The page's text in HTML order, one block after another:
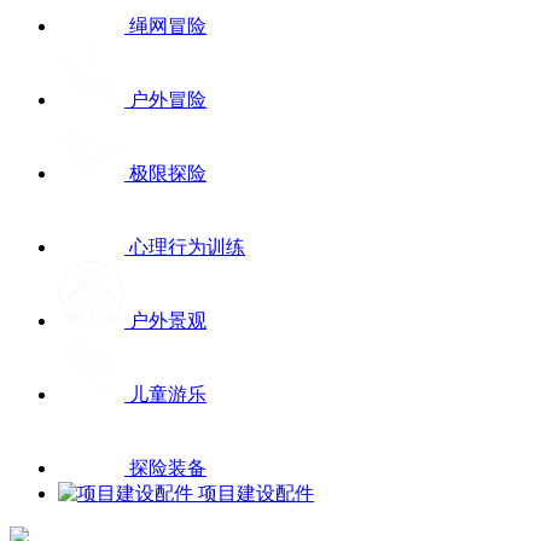
绳网冒险
户外冒险
极限探险
心理行为训练
户外景观
儿童游乐
探险装备
项目建设配件